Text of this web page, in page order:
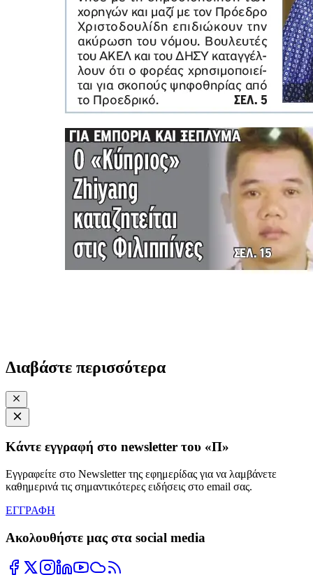
Διαβάστε περισσότερα
Κάντε εγγραφή στο newsletter του «Π»
Εγγραφείτε στο Newsletter της εφημερίδας για να λαμβάνετε
καθημερινά τις σημαντικότερες ειδήσεις στο email σας.
ΕΓΓΡΑΦΗ
Ακολουθήστε μας στα social media